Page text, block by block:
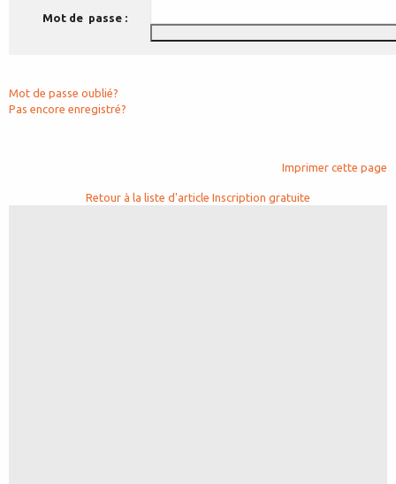
Mot de passe :
Mot de passe oublié?
Pas encore enregistré?
Imprimer cette page
Retour à la liste d'article Inscription gratuite